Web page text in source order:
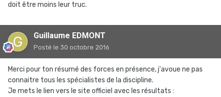
doit être moins leur truc.
Guillaume EDMONT
Posté le 30 octobre 2016
Merci pour ton résumé des forces en présence, j'avoue ne pas
connaitre tous les spécialistes de la discipline.
Je mets le lien vers le site officiel avec les résultats :